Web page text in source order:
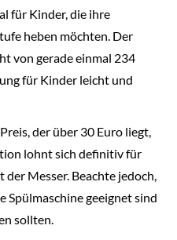
für Kinder, die ihre
heben möchten. Der
von gerade einmal 234
für Kinder leicht und
der über 30 Euro liegt,
lohnt sich definitiv für
Messer. Beachte jedoch,
Spülmaschine geeignet sind
sollten.